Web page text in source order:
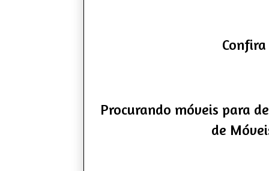
Procurando móveis para
de